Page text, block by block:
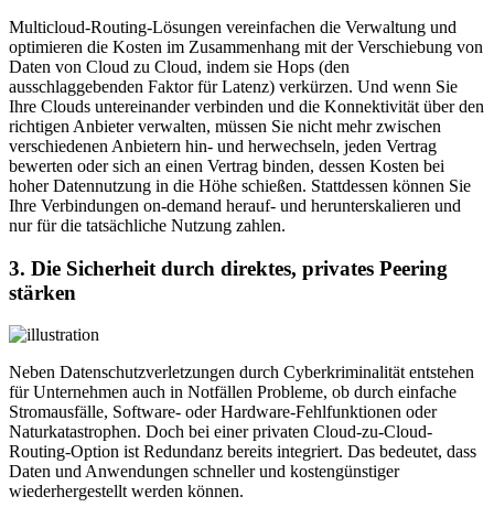
Multicloud-Routing-Lösungen vereinfachen die Verwaltung und
optimieren die Kosten im Zusammenhang mit der Verschiebung von
Daten von Cloud zu Cloud, indem sie Hops (den
ausschlaggebenden Faktor für Latenz) verkürzen. Und wenn Sie
Ihre Clouds untereinander verbinden und die Konnektivität über den
richtigen Anbieter verwalten, müssen Sie nicht mehr zwischen
verschiedenen Anbietern hin- und herwechseln, jeden Vertrag
bewerten oder sich an einen Vertrag binden, dessen Kosten bei
hoher Datennutzung in die Höhe schießen. Stattdessen können Sie
Ihre Verbindungen on-demand herauf- und herunterskalieren und
nur für die tatsächliche Nutzung zahlen.
3. Die Sicherheit durch direktes, privates Peering
stärken
Neben Datenschutzverletzungen durch Cyberkriminalität entstehen
für Unternehmen auch in Notfällen Probleme, ob durch einfache
Stromausfälle, Software- oder Hardware-Fehlfunktionen oder
Naturkatastrophen. Doch bei einer privaten Cloud-zu-Cloud-
Routing-Option ist Redundanz bereits integriert. Das bedeutet, dass
Daten und Anwendungen schneller und kostengünstiger
wiederhergestellt werden können.